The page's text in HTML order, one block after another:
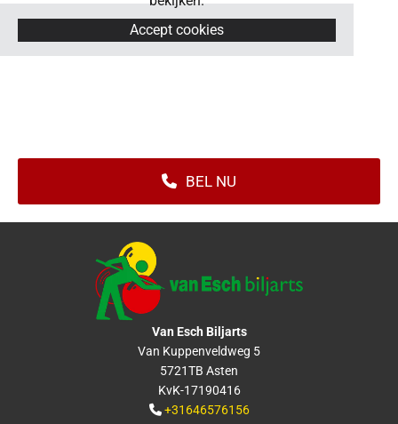
Accept cookies
BEL NU
Van Esch Biljarts
Van Kuppenveldweg 5
5721TB Asten
KvK-17190416
 +31646576156